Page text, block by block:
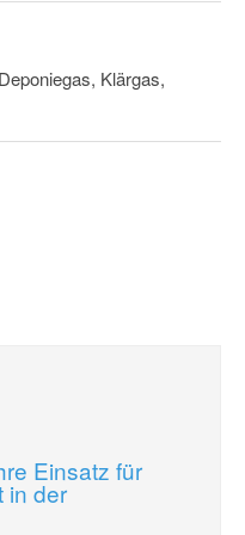
Klärgas,
Einsatz für
in der